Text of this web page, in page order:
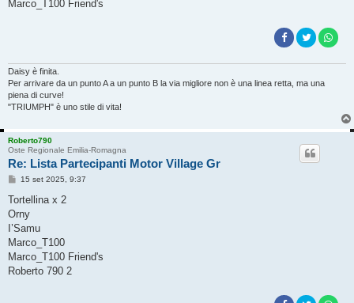
Marco_T100 Friend's
Daisy è finita.
Per arrivare da un punto A a un punto B la via migliore non è una linea retta, ma una
piena di curve!
"TRIUMPH" è uno stile di vita!
Roberto790
Oste Regionale Emilia-Romagna
Re: Lista Partecipanti Motor Village Gr
M
s
a
g
i
o
15 set 2025, 9:37
Tortellina x 2
Orny
I’Samu
Marco_T100
Marco_T100 Friend's
Roberto 790 2